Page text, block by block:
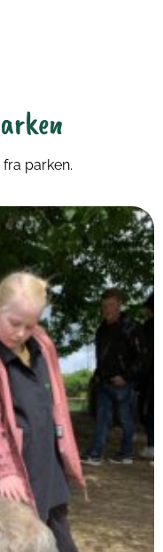
parken.